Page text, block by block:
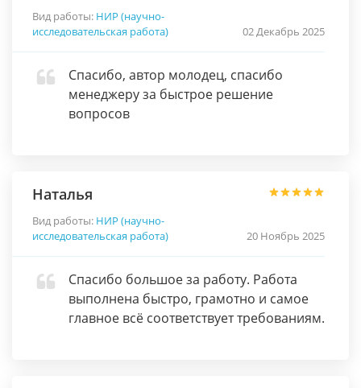
Вид работы: НИР (научно-
исследовательская работа)
02 Декабрь 2025
Спасибо, автор молодец, спасибо
менеджеру за быстрое решение
вопросов
Наталья
Вид работы: НИР (научно-
исследовательская работа)
20 Ноябрь 2025
Спасибо большое за работу. Работа
выполнена быстро, грамотно и самое
главное всё соответствует требованиям.